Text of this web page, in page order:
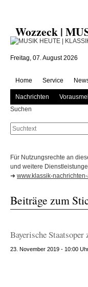
Wozzeck |
Freitag, 07. August 2026
Home Service
Nachrichten
Suchen
Für Nutzungsrechte an
und weitere
➜ www.klassik-
Beiträge zum
Bayerische
23. November 2019 - 10:00